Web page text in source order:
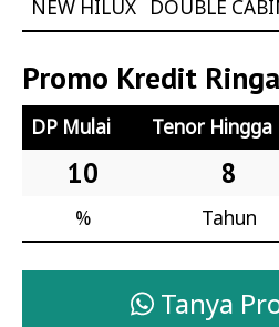
NEW HILUX DOUBLE
Promo Kredit
DP Mulai Tenor Hingga
10 8
% Tahun
Tanya